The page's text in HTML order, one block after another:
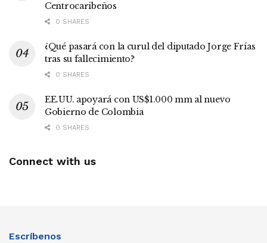
Centrocaribeños
0 SHARES
¿Qué pasará con la curul del diputado Jorge Frías
tras su fallecimiento?
0 SHARES
EE.UU. apoyará con US$1.000 mm al nuevo
Gobierno de Colombia
0 SHARES
Connect with us
Escríbenos